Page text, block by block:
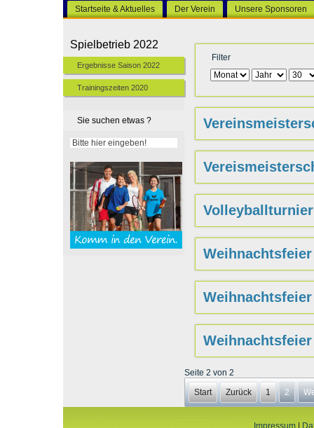
Startseite & Aktuelles Der Verein Unsere Sponsoren
Spielbetrieb 2022
Ergebnisse Saison 2022
Trainingszeiten 2020
Sie suchen etwas ?
Filter
Weihnachtsfeier
Weihnachtsfeier
Weihnachtsfeier
Seite 2 von 2
Start
Zurück 1 2
Impressum